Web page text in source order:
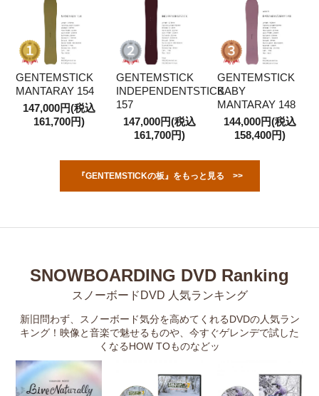
GENTEMSTICK
MANTARAY 154
147,000円(税込
161,700円)
GENTEMSTICK
INDEPENDENTSTICK
157
147,000円(税込
161,700円)
GENTEMSTICK
BABY
MANTARAY 148
144,000円(税込
158,400円)
『GENTEMSTICKの板』をもっと見る >>
SNOWBOARDING DVD Ranking
スノーボードDVD 人気ランキング
新旧問わず、スノーボード気分を高めてくれるDVDの人気ラン
キング！映像と音楽で魅せるものや、今すぐゲレンデで試した
くなるHOW TOものなどッ